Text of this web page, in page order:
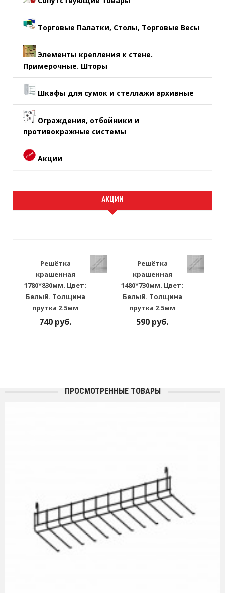
Торговые Палатки, Столы, Торговые Весы
Элементы крепления к стене.
Примерочные. Шторы
Шкафы для сумок и стеллажи архивные
Ограждения, отбойники и
противокражные системы
Акции
АКЦИИ
Решётка
крашенная
1780*830мм. Цвет:
Белый. Толщина
прутка 2.5мм
740 руб.
Решётка
крашенная
1480*730мм. Цвет:
Белый. Толщина
прутка 2.5мм
590 руб.
ПРОСМОТРЕННЫЕ ТОВАРЫ